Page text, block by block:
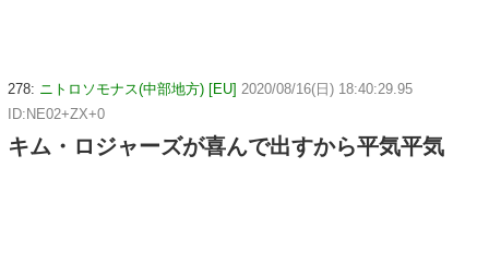
278: ニトロソモナス(中部地方) [EU] 2020/08/16(日) 18:40:29.95
ID:NE02+ZX+0
キム・ロジャーズが喜んで出すから平気平気